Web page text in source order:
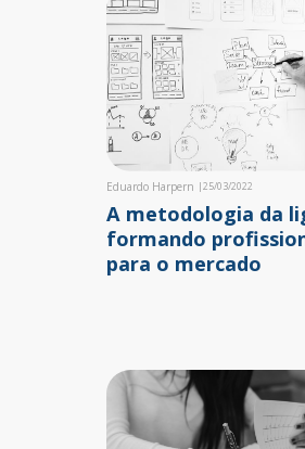
Eduardo Harpern |25/03/2022
A metodologia da
formando
para o mercado